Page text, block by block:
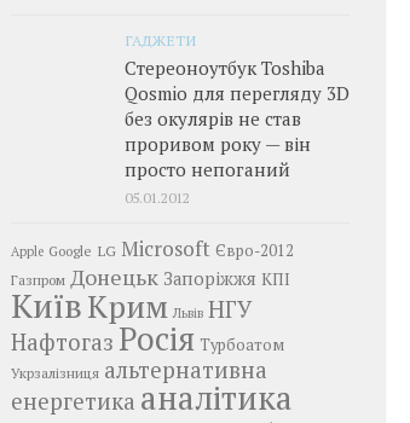
ГАДЖЕТИ
Стереоноутбук Toshiba
Qosmio для перегляду 3D
без окулярів не став
проривом року — він
просто непоганий
05.01.2012
Apple Google LG Microsoft Євро-2012
Газпром Донецьк Запоріжжя КПІ
КиївКрим Львів НГУ
Нафтогаз Росія Турбоатом
Укрзалізниця альтернативна
енергетика аналітика